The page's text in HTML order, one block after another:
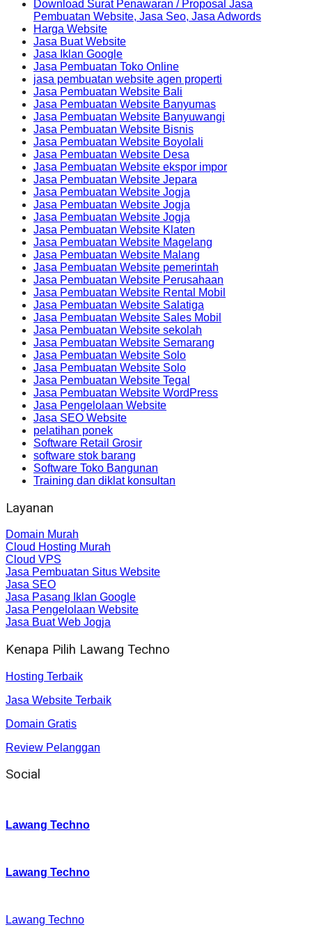
Download Surat Penawaran / Proposal Jasa
Pembuatan Website, Jasa Seo, Jasa Adwords
Harga Website
Jasa Buat Website
Jasa Iklan Google
Jasa Pembuatan Toko Online
jasa pembuatan website agen properti
Jasa Pembuatan Website Bali
Jasa Pembuatan Website Banyumas
Jasa Pembuatan Website Banyuwangi
Jasa Pembuatan Website Bisnis
Jasa Pembuatan Website Boyolali
Jasa Pembuatan Website Desa
Jasa Pembuatan Website ekspor impor
Jasa Pembuatan Website Jepara
Jasa Pembuatan Website Jogja
Jasa Pembuatan Website Jogja
Jasa Pembuatan Website Jogja
Jasa Pembuatan Website Klaten
Jasa Pembuatan Website Magelang
Jasa Pembuatan Website Malang
Jasa Pembuatan Website pemerintah
Jasa Pembuatan Website Perusahaan
Jasa Pembuatan Website Rental Mobil
Jasa Pembuatan Website Salatiga
Jasa Pembuatan Website Sales Mobil
Jasa Pembuatan Website sekolah
Jasa Pembuatan Website Semarang
Jasa Pembuatan Website Solo
Jasa Pembuatan Website Solo
Jasa Pembuatan Website Tegal
Jasa Pembuatan Website WordPress
Jasa Pengelolaan Website
Jasa SEO Website
pelatihan ponek
Software Retail Grosir
software stok barang
Software Toko Bangunan
Training dan diklat konsultan
Layanan
Domain Murah
Cloud Hosting Murah
Cloud VPS
Jasa Pembuatan Situs Website
Jasa SEO
Jasa Pasang Iklan Google
Jasa Pengelolaan Website
Jasa Buat Web Jogja
Kenapa Pilih Lawang Techno
Hosting Terbaik
Jasa Website Terbaik
Domain Gratis
Review Pelanggan
Social
Lawang Techno
Lawang Techno
Lawang Techno